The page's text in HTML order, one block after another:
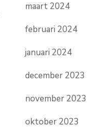
maart 2024
februari 2024
januari 2024
december 2023
november 2023
oktober 2023